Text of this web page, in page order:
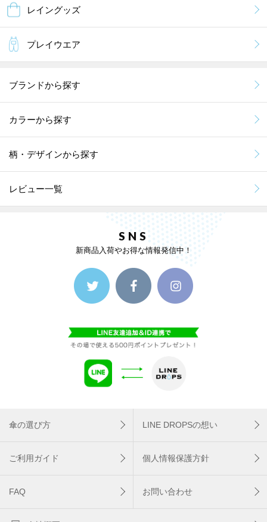
レイングッズ
プレイウエア
ブランドから探す
カラーから探す
柄・デザインから探す
レビュー一覧
SNS
新商品入荷やお得な情報発信中！
傘の選び方 LINE DROPSの想い
ご利用ガイド 個人情報保護方針
FAQ お問い合わせ